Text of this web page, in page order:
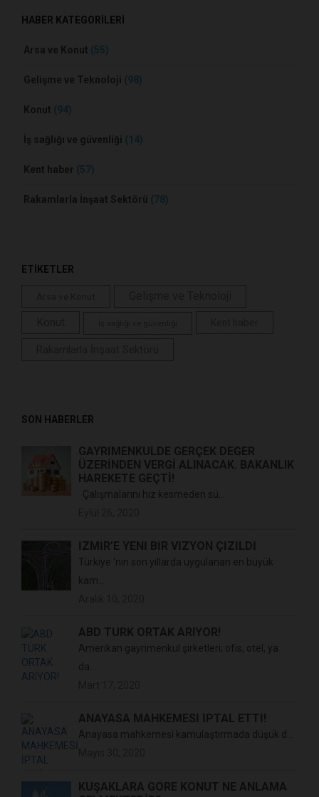
HABER KATEGORİLERİ
Arsa ve Konut (55)
Gelişme ve Teknoloji (98)
Konut (94)
İş sağlığı ve güvenliği (14)
Kent haber (57)
Rakamlarla İnşaat Sektörü (78)
ETİKETLER
SON HABERLER
GAYRİMENKULDE GERÇEK DEĞER
ÜZERİNDEN VERGİ ALINACAK. BAKANLIK
HAREKETE GEÇTİ!
Çalışmalarını hız kesmeden sü...
İZMİR’E YENİ BİR VİZYON ÇİZİLDİ
Türkiye ‘nin son yıllarda uygulanan en büyük
kam...
ABD TÜRK ORTAK ARIYOR!
Amerikan gayrimenkul şirketleri; ofis, otel, ya
da...
ANAYASA MAHKEMESİ İPTAL ETTİ!
Anayasa mahkemesi kamulaştırmada düşük d...
KUŞAKLARA GÖRE KONUT NE ANLAMA